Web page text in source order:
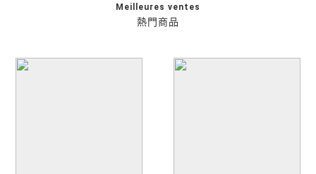
熱門商品
Meilleures ventes